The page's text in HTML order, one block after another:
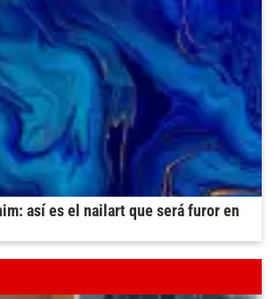
así es el nailart que será furor en